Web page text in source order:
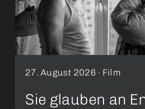
27. August 2026 · Film
Sie glauben an